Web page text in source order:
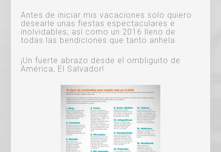
Antes de iniciar mis vacaciones solo quiero
desearle unas fiestas espectaculares e
inolvidables; así como un 2016 lleno de
todas las bendiciones que tanto anhela.
¡Un fuerte abrazo desde el ombliguito de
América, El Salvador!